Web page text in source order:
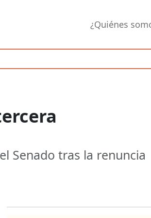
¿Quiénes
Senado tras la renuncia